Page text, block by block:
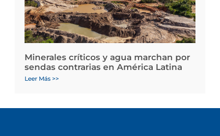
Minerales críticos y agua marchan por
sendas contrarias en América Latina
Leer Más >>